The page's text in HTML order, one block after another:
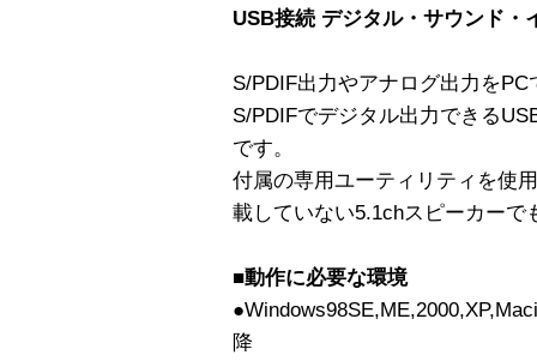
USB接続 デジタル・サウンド・
S/PDIF出力やアナログ出力を
S/PDIFでデジタル出力できる
です。
付属の専用ユーティリティを使
載していない5.1chスピーカーで
■動作に必要な環境
降